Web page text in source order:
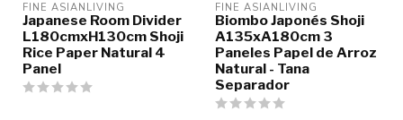
FINE ASIANLIVING
Japanese Room Divider
L180cmxH130cm Shoji
Rice Paper Natural 4
Panel
FINE ASIANLIVING
Biombo Japonés Shoji
A135xA180cm 3
Paneles Papel de Arroz
Natural - Tana
Separador